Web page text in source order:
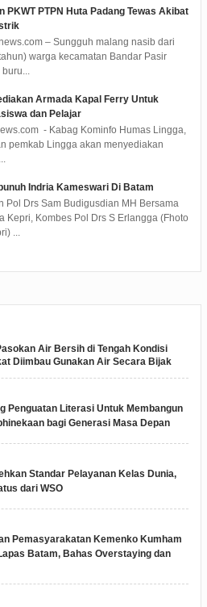
PKWT PTPN Huta Padang Tewas Akibat
– Sungguh malang nasib dari
warga kecamatan Bandar Pasir
Armada Kapal Ferry Untuk
dan Pelajar
- Kabag Kominfo Humas Lingga,
pemkab Lingga akan menyediakan
Indria Kameswari Di Batam
Pol Drs Sam Budigusdian MH Bersama
Kepri, Kombes Pol Drs S Erlangga (Fhoto
...
Air Bersih di Tengah Kondisi
Diimbau Gunakan Air Secara Bijak
Penguatan Literasi Untuk Membangun
bagi Generasi Masa Depan
Standar Pelayanan Kelas Dunia,
dari WSO
Pemasyarakatan Kemenko Kumham
Batam, Bahas Overstaying dan